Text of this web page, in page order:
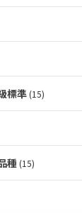
標準 (15)
種 (15)